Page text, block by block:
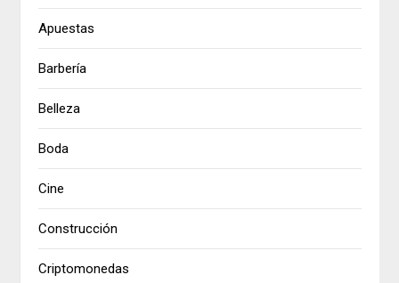
Apuestas
Barbería
Belleza
Boda
Cine
Construcción
Criptomonedas